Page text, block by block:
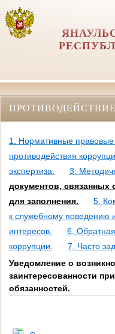
1. Нормативные
противодействия
экспертиза.
3.
документов, связанных
для заполнения.
5.
к служебному поведению
интересов.
6.
коррупции.
7. Часто
Уведомление о
заинтересованности
обязанностей.